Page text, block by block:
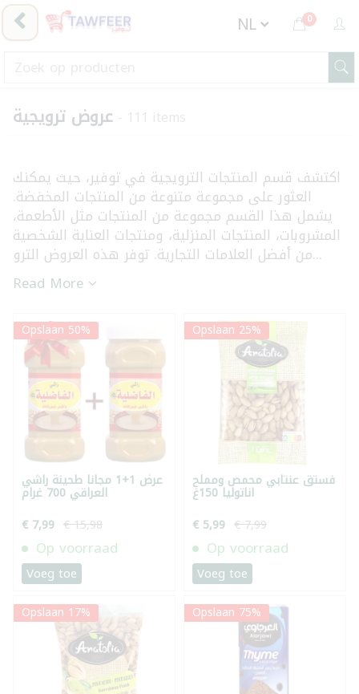
0
عروض ترويجية - 111 items
اكتشف قسم المنتجات الترويجية في توفير، حيث يمكنك
العثور على مجموعة متنوعة من المنتجات المخفضة.
يشمل هذا القسم مجموعة من المنتجات مثل الأطعمة،
المشروبات، المنتجات المنزلية، ومنتجات العناية الشخصية
من أفضل العلامات التجارية. توفر هذه العروض الترو...
Read More
Opslaan 50%
عرض 1+1 مجانا طحينة راشي
العراقي 700 غرام
€ 7,99 € 15,98
Op voorraad
Voeg toe
Opslaan 25%
فستق عنتابي محمص ومملح
اناتوليا 150غ
€ 5,99 € 7,99
Op voorraad
Voeg toe
Opslaan 17% Opslaan 75%